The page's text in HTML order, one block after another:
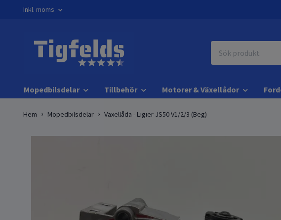
Inkl. moms
Mopedbilsdelar Tillbehör Motorer & Växellådor
Hem Mopedbilsdelar Växellåda - Ligier JS50 V1/2/3 (Beg)